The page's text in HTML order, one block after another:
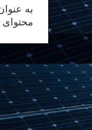
به
محتوای